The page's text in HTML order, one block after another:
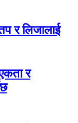
र लिजालाई
र